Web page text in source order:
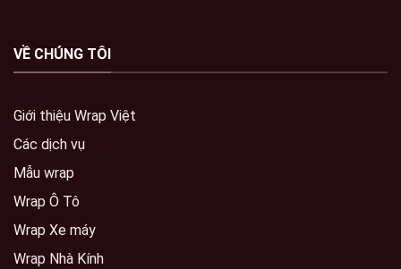
VỀ CHÚNG TÔI
Giới thiệu Wrap Việt
Các dịch vụ
Mẫu wrap
Wrap Ô Tô
Wrap Xe máy
Wrap Nhà Kính